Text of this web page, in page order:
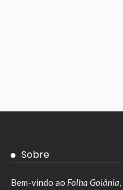
Sobre
Bem-vindo ao Folha Goiânia